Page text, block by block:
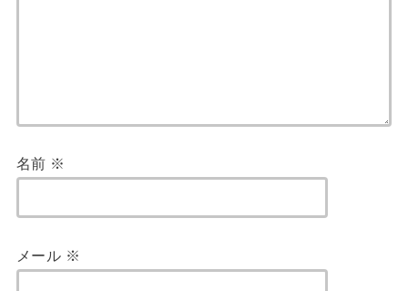
名前 ※
メール ※